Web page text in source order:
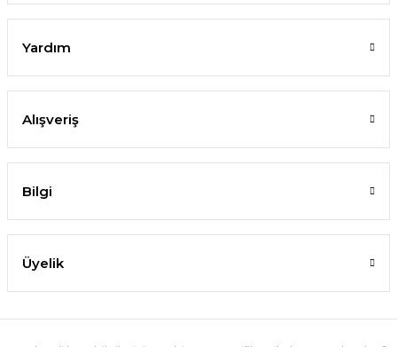
Yardım
Alışveriş
Bilgi
Üyelik